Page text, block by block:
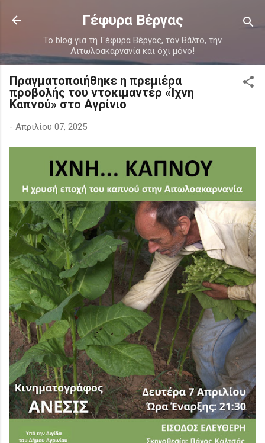
Μετάβαση στο κύριο περιεχόμενο
Γέφυρα Βέργας
Το blog για τη Γέφυρα Βέργας, τον Βάλτο, την
Αιτωλοακαρνανία και όχι μόνο!
Πραγματοποιήθηκε η πρεμιέρα
προβολής του ντοκιμαντέρ «Ίχνη
Καπνού» στο Αγρίνιο
- Απριλίου 07, 2025